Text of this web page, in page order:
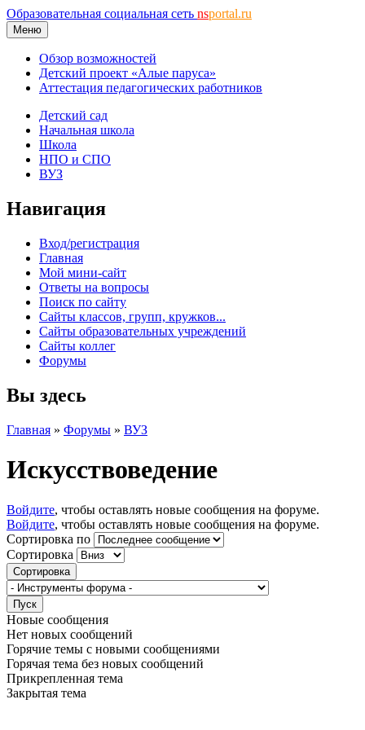
Образовательная социальная сеть nsportal.ru
Меню
Обзор возможностей
Детский проект «Алые паруса»
Аттестация педагогических работников
Детский сад
Начальная школа
Школа
НПО и СПО
ВУЗ
Навигация
Вход/регистрация
Главная
Мой мини-сайт
Ответы на вопросы
Поиск по сайту
Сайты классов, групп, кружков...
Сайты образовательных учреждений
Сайты коллег
Форумы
Вы здесь
Главная » Форумы » ВУЗ
Искусствоведение
Войдите, чтобы оставлять новые сообщения на форуме.
Войдите, чтобы оставлять новые сообщения на форуме.
Сортировка по
Сортировка
Новые сообщения
Нет новых сообщений
Горячие темы с новыми сообщениями
Горячая тема без новых сообщений
Прикрепленная тема
Закрытая тема